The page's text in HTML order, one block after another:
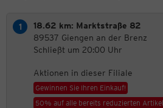
18.62 km: Marktstraße 82
89537 Giengen an der Brenz
Schließt um 20:00 Uhr
Aktionen in dieser Filiale
Gewinnen Sie Ihren Einkauf!
50% auf alle bereits reduzierten Artikel